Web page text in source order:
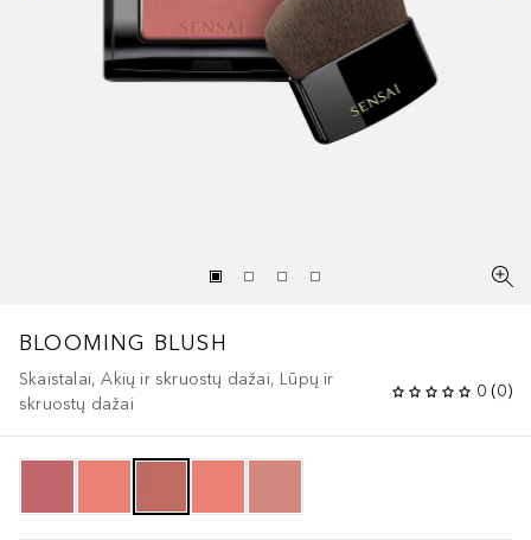
BLOOMING BLUSH
Skaistalai, Akių ir skruostų dažai, Lūpų ir
skruostų dažai
0 (0)